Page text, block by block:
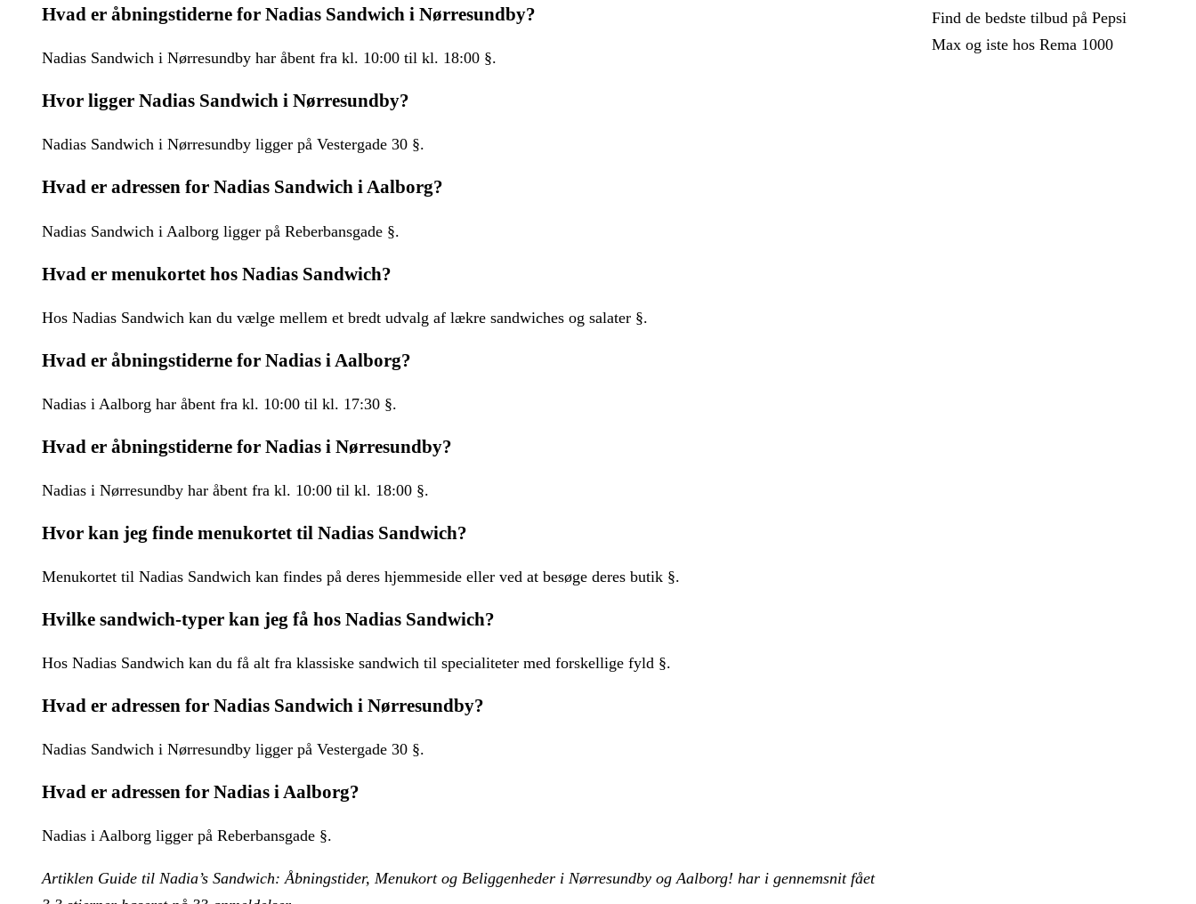
Hvad er åbningstiderne for Nadias Sandwich i Nørresundby?
Nadias Sandwich i Nørresundby har åbent fra kl. 10:00 til kl. 18:00 §.
Hvor ligger Nadias Sandwich i Nørresundby?
Nadias Sandwich i Nørresundby ligger på Vestergade 30 §.
Hvad er adressen for Nadias Sandwich i Aalborg?
Nadias Sandwich i Aalborg ligger på Reberbansgade §.
Hvad er menukortet hos Nadias Sandwich?
Hos Nadias Sandwich kan du vælge mellem et bredt udvalg af lækre sandwiches og salater §.
Hvad er åbningstiderne for Nadias i Aalborg?
Nadias i Aalborg har åbent fra kl. 10:00 til kl. 17:30 §.
Hvad er åbningstiderne for Nadias i Nørresundby?
Nadias i Nørresundby har åbent fra kl. 10:00 til kl. 18:00 §.
Hvor kan jeg finde menukortet til Nadias Sandwich?
Menukortet til Nadias Sandwich kan findes på deres hjemmeside eller ved at besøge deres butik §.
Hvilke sandwich-typer kan jeg få hos Nadias Sandwich?
Hos Nadias Sandwich kan du få alt fra klassiske sandwich til specialiteter med forskellige fyld §.
Hvad er adressen for Nadias Sandwich i Nørresundby?
Nadias Sandwich i Nørresundby ligger på Vestergade 30 §.
Hvad er adressen for Nadias i Aalborg?
Nadias i Aalborg ligger på Reberbansgade §.
Artiklen Guide til Nadia’s Sandwich: Åbningstider, Menukort og Beliggenheder i Nørresundby og Aalborg! har i gennemsnit fået
Find de bedste tilbud på Pepsi
Max og iste hos Rema 1000